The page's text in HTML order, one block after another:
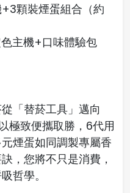
顆裝煙蛋組合（約
主機+口味體驗包
「替菸工具」邁向
極致便攜取勝，6代用
煙蛋如同調製專屬香
，您將不只是消費，
哲學。